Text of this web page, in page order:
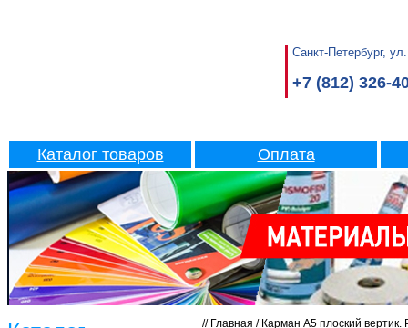
Санкт-Петербург,
+7 (812) 326-
Каталог товаров Оплата
// Главная / Карман А5 плоский вертик.